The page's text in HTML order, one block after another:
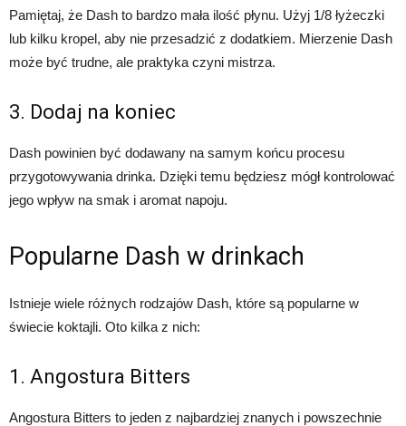
Pamiętaj, że Dash to bardzo mała ilość płynu. Użyj 1/8 łyżeczki
lub kilku kropel, aby nie przesadzić z dodatkiem. Mierzenie Dash
może być trudne, ale praktyka czyni mistrza.
3. Dodaj na koniec
Dash powinien być dodawany na samym końcu procesu
przygotowywania drinka. Dzięki temu będziesz mógł kontrolować
jego wpływ na smak i aromat napoju.
Popularne Dash w drinkach
Istnieje wiele różnych rodzajów Dash, które są popularne w
świecie koktajli. Oto kilka z nich:
1. Angostura Bitters
Angostura Bitters to jeden z najbardziej znanych i powszechnie